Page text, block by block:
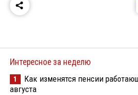
Интересное за неделю
1
Как изменятся пенсии
августа